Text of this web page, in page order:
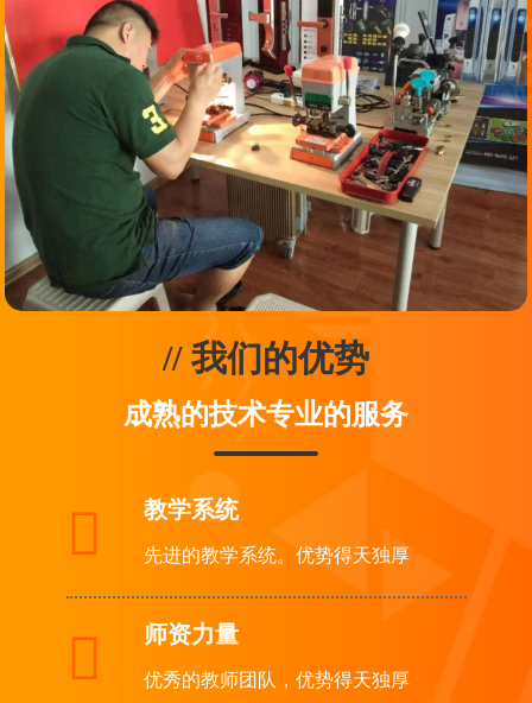
// 我们的优势
成熟的技术专业的服务
 教学系统
先进的教学系统。优势得天独厚
 师资力量
优秀的教师团队，优势得天独厚